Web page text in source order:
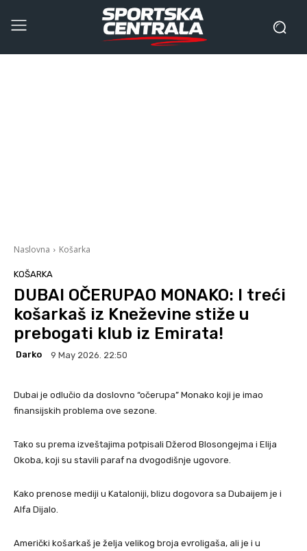
Naslovna Košarka
KOŠARKA
DUBAI OČERUPAO MONAKO: I treći
košarkaš iz Kneževine stiže u
prebogati klub iz Emirata!
Darko 9 May 2026. 22:50
Dubai je odlučio da doslovno “očerupa” Monako koji je imao
finansijskih problema ove sezone.
Tako su prema izveštajima potpisali Džerod Blosongejma i Elija
Okoba, koji su stavili paraf na dvogodišnje ugovore.
Kako prenose mediji u Kataloniji, blizu dogovora sa Dubaijem je i
Alfa Dijalo.
Američki košarkaš je želja velikog broja evroligaša, ali je i u